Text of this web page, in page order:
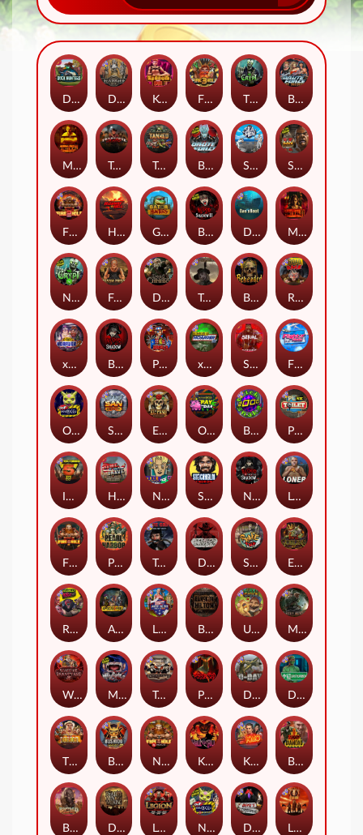
Nexus Blood & Shadow
Seamen
Kill Em All Blood Diamond
Duck Hunters Fire in the Hole 3
Dead, Dead, or Deader
Nexus Fire In The Hole xBomb
Highway to Hell
Dead Men Walking
Brute Force
Home of the Brave
Mental 2
Tombstone Slaughter San Quentin 2: Death Row
Blood & Shadow
Blood & Shadow 2
Mental
Munchies
Skate or Die
Stockholm Syndrome
The Crypt
Apocalypse Super xNudge
Outsourced
Punk Rocker 2
Deadwood R.I.P
Beheaded
Bangkok Hilton
Brute Force: Alien Onslaught
Nexus Outsourced
Nexus The Crypt
Gator Hunters
Loner
Kenneth Must Die
Tombstone RIP
Fire in the Hole 2
Outsourced: Payday
Tanked
Fire In The Hole xBomb
Tombstone No Mercy
Folsom Prison
Roadkill
Das xBoot
Kiss My Chainsaw
Road Rage
xWays Hoarder 2
Nine To Five
El Pasa Gunfight xNudge
Land of the Free
Brick Snake 2000
Warrior Graveyard xNudge
Flight Mode
Little Bighorn
Devil's Crossroad
Evil Goblins xBomb
San Quentin xWays
Serial
Punk Toilet
Possessed
Legion X
Disturbed
Buffalo Hunter
Pearl Harbor
Infectious 5 xWays
Dead Canary
Misery Mining
True Grit Redemption
xWays Hoarder xSplit
Bushido Way xNudge
D Day
The Border
Ugliest Catch